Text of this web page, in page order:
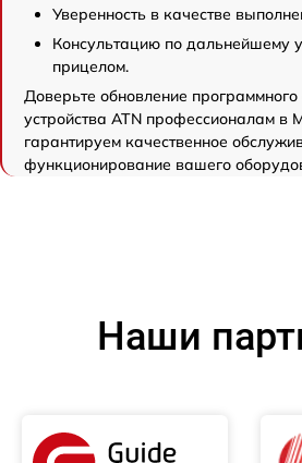
Уверенность в качестве
Консультацию по дальнейшему
прицелом.
Доверьте обновление программного
устройства ATN профессионалам в
гарантируем качественное
функционирование вашего
Наши